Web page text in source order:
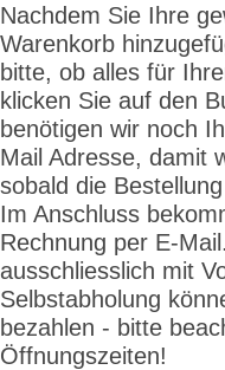
Nachdem Sie Ihre
Warenkorb
bitte, ob alles für
klicken Sie auf den
benötigen wir noch
Mail Adresse, damit
sobald die
Im Anschluss
Rechnung per E-
ausschliesslich mit
Selbstabholung
bezahlen - bitte
Öffnungszeiten!